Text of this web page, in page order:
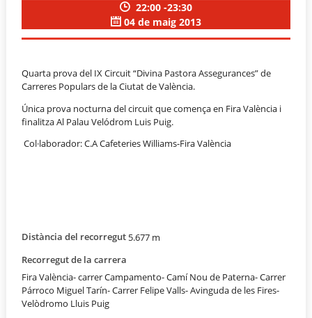
22:00 -23:30
04 de maig 2013
Quarta prova del IX Circuit “Divina Pastora Assegurances” de
Carreres Populars de la Ciutat de València.
Única prova nocturna del circuit que comença en Fira València i
finalitza Al Palau Velódrom Luis Puig.
Col·laborador: C.A Cafeteries Williams-Fira València
Distància del recorregut 5.677 m
Recorregut de la carrera
Fira València- carrer Campamento- Camí Nou de Paterna- Carrer
Párroco Miguel Tarín- Carrer Felipe Valls- Avinguda de les Fires-
Velòdromo Lluis Puig